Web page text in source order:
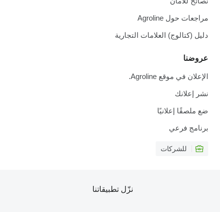
مراجعات حول Agroline
دليل (كتالوج) العلامات التجارية
عروضنا
الإعلان في موقع Agroline.
نشر إعلانك
ضع ملصقًا إعلانيًا
برنامج فرعي
للشركات
نزّل تطبيقاتنا